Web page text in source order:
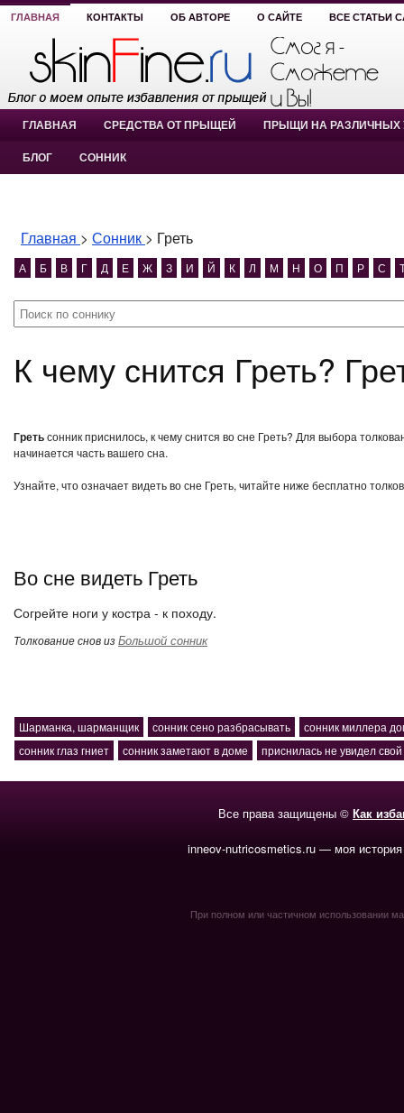
ГЛАВНАЯ КОНТАКТЫ ОБ АВТОРЕ О САЙТЕ ВСЕ СТАТЬИ
ГЛАВНАЯ СРЕДСТВА ОТ ПРЫЩЕЙ ПРЫЩИ НА РАЗЛИЧНЫХ
БЛОГ СОННИК
Главная > Сонник > Греть
А Б В Г Д Е Ж З И Й К Л М Н О П Р С
К чему снится Греть?
Гретьсонник приснилось, к чему снится во сне Греть? Для выбора
начинается часть вашего сна.
Узнайте, что означает видеть во сне Греть, читайте ниже бесплатно
Во сне видеть Греть
Согрейте ноги у костра - к походу.
Толкование снов изБольшой сонник
Шарманка, шарманщик сонник сено разбрасывать
сонник миллера
сонник глаз гниет
сонник заметают в доме приснилась не увидел
Все права защищены © Как
inneov-nutricosmetics.ru — моя
При полном или частичном использовании